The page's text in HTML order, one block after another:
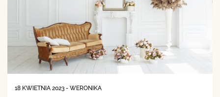
18 KWIETNIA 2023 - WERONIKA